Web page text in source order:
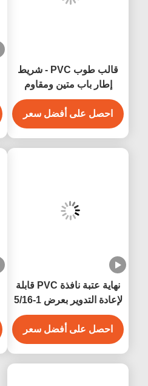
قالب طوب PVC - شريط
إطار باب متين ومقاوم
للعوامل الجوية
احصل على أفضل سعر
نهاية عتبة نافذة PVC قابلة
لإعادة التدوير بعرض 1-5/16
بوصة × ارتفاع 1-3/8 بوصة،
زخرفة داخلية من قوالب
PVC
احصل على أفضل سعر